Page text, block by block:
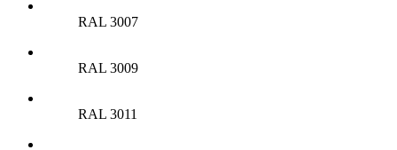
RAL 3007
RAL 3009
RAL 3011